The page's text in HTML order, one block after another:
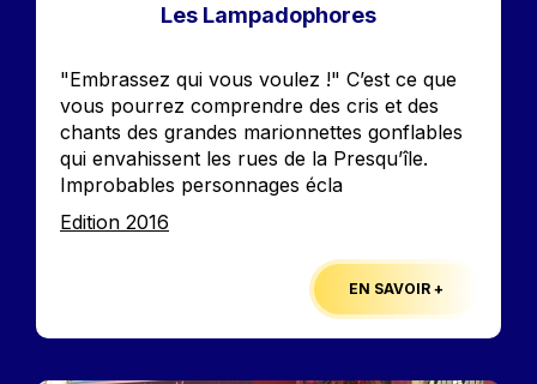
Les Lampadophores
"Embrassez qui vous voulez !" C’est ce que
vous pourrez comprendre des cris et des
chants des grandes marionnettes gonflables
qui envahissent les rues de la Presqu’île.
Improbables personnages écla
Edition
Edition 2016
EN SAVOIR +